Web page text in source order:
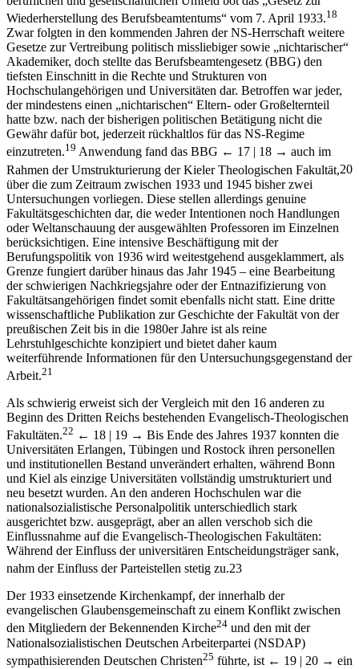
Wiederherstellung des Berufsbeamtentums“ vom 7. April 1933.18
Zwar folgten in den kommenden Jahren der NS-Herrschaft weitere
Gesetze zur Vertreibung politisch missliebiger sowie „nichtarischer“
Akademiker, doch stellte das Berufsbeamtengesetz (BBG) den
tiefsten Einschnitt in die Rechte und Strukturen von
Hochschulangehörigen und Universitäten dar. Betroffen war jeder,
der mindestens einen „nichtarischen“ Eltern- oder Großelternteil
hatte bzw. nach der bisherigen politischen Betätigung nicht die
Gewähr dafür bot, jederzeit rückhaltlos für das NS-Regime
einzutreten.19 Anwendung fand das BBG ← 17 | 18 → auch im
Rahmen der Umstrukturierung der Kieler Theologischen Fakultät,20
über die zum Zeitraum zwischen 1933 und 1945 bisher zwei
Untersuchungen vorliegen. Diese stellen allerdings genuine
Fakultätsgeschichten dar, die weder Intentionen noch Handlungen
oder Weltanschauung der ausgewählten Professoren im Einzelnen
berücksichtigen. Eine intensive Beschäftigung mit der
Berufungspolitik von 1936 wird weitestgehend ausgeklammert, als
Grenze fungiert darüber hinaus das Jahr 1945 – eine Bearbeitung
der schwierigen Nachkriegsjahre oder der Entnazifizierung von
Fakultätsangehörigen findet somit ebenfalls nicht statt. Eine dritte
wissenschaftliche Publikation zur Geschichte der Fakultät von der
preußischen Zeit bis in die 1980er Jahre ist als reine
Lehrstuhlgeschichte konzipiert und bietet daher kaum
weiterführende Informationen für den Untersuchungsgegenstand der
Arbeit.21
Als schwierig erweist sich der Vergleich mit den 16 anderen zu
Beginn des Dritten Reichs bestehenden Evangelisch-Theologischen
Fakultäten.22 ← 18 | 19 → Bis Ende des Jahres 1937 konnten die
Universitäten Erlangen, Tübingen und Rostock ihren personellen
und institutionellen Bestand unverändert erhalten, während Bonn
und Kiel als einzige Universitäten vollständig umstrukturiert und
neu besetzt wurden. An den anderen Hochschulen war die
nationalsozialistische Personalpolitik unterschiedlich stark
ausgerichtet bzw. ausgeprägt, aber an allen verschob sich die
Einflussnahme auf die Evangelisch-Theologischen Fakultäten:
Während der Einfluss der universitären Entscheidungsträger sank,
nahm der Einfluss der Parteistellen stetig zu.23
Der 1933 einsetzende Kirchenkampf, der innerhalb der
evangelischen Glaubensgemeinschaft zu einem Konflikt zwischen
den Mitgliedern der Bekennenden Kirche24 und den mit der
Nationalsozialistischen Deutschen Arbeiterpartei (NSDAP)
sympathisierenden Deutschen Christen25 führte, ist ← 19 | 20 → ein